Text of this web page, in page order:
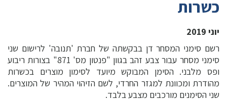
כשרות
יוני 2019
רשם סימני המסחר דן בבקשתה של חברת 'תנובה' לרישום שני
סימני מסחר עבור צבע זהב בגוון "פנטון מס' 871" בצורות ריבוע
ופס מלבני. הסימן המבוקש מיועד לסימון מוצרים בכשרות
מהודרת ומכוונת למגזר החרדי, לשם הזיהוי המהיר של המוצרים.
שני הסימנים מורכבים מצבע בלבד.